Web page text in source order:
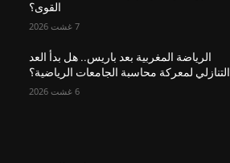
القوى؟
7 غشت 2026
الرياضة المغربية بعد باريس.. هل بدأ العد
التنازلي لمعركة محاسبة الجامعات الرياضية؟
6 غشت 2026